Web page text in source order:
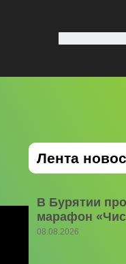
Лента
В Бурятии
марафон
08.08.2026